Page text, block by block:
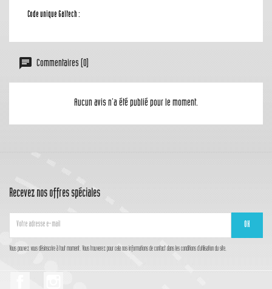
Code unique Galtech :
Commentaires (0)
Aucun avis n'a été publié pour le moment.
Recevez nos offres spéciales
Vous pouvez vous désinscrire à tout moment. Vous trouverez pour cela nos informations de contact dans les conditions d'utilisation du site.